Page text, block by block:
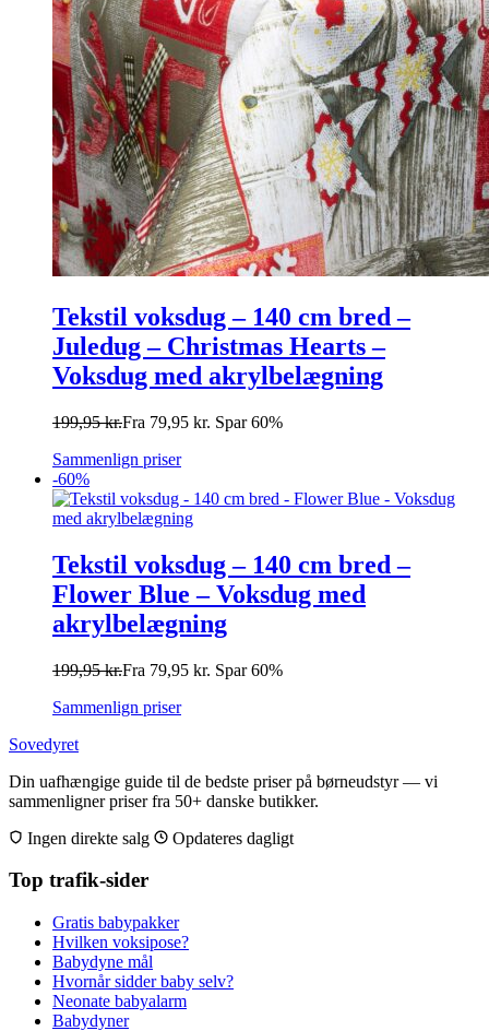
Tekstil voksdug – 140 cm bred –
Juledug – Christmas Hearts –
Voksdug med akrylbelægning
199,95kr.Fra 79,95 kr. Spar 60%
Sammenlign priser
-60%
Tekstil voksdug – 140 cm bred –
Flower Blue – Voksdug med
akrylbelægning
199,95kr.Fra 79,95 kr. Spar 60%
Sammenlign priser
Sovedyret
Din uafhængige guide til de bedste priser på børneudstyr — vi
sammenligner priser fra 50+ danske butikker.
Ingen direkte salg
Opdateres dagligt
Top trafik-sider
Gratis babypakker
Hvilken voksipose?
Babydyne mål
Hvornår sidder baby selv?
Neonate babyalarm
Babydyner